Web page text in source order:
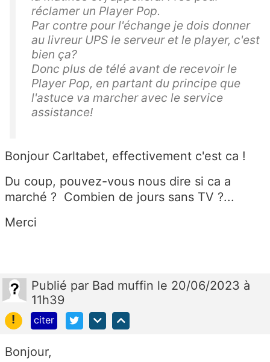
réclamer un Player Pop.
Par contre pour l'échange je dois donner
au livreur UPS le serveur et le player, c'est
bien ça?
Donc plus de télé avant de recevoir le
Player Pop, en partant du principe que
l'astuce va marcher avec le service
assistance!
Bonjour Carltabet, effectivement c'est ca !
Du coup, pouvez-vous nous dire si ca a
marché ? Combien de jours sans TV ?...
Merci
Publié par Bad muffin le 20/06/2023 à
11h39
!
citer
Bonjour,